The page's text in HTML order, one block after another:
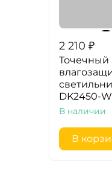
2 210 ₽
Точечный
DK2450-
В наличии
В